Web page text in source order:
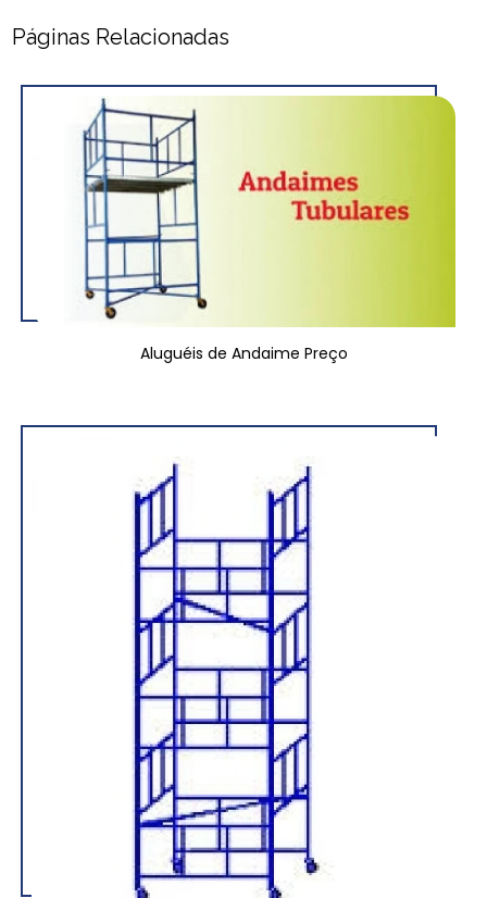
Páginas Relacionadas
Aluguéis de Andaime Preço